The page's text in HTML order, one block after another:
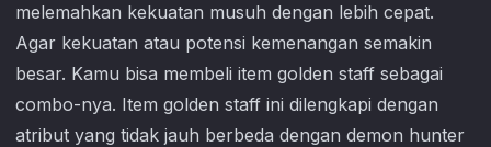
melemahkan kekuatan musuh dengan lebih cepat.
Agar kekuatan atau potensi kemenangan semakin
besar. Kamu bisa membeli item golden staff sebagai
combo-nya. Item golden staff ini dilengkapi dengan
atribut yang tidak jauh berbeda dengan demon hunter